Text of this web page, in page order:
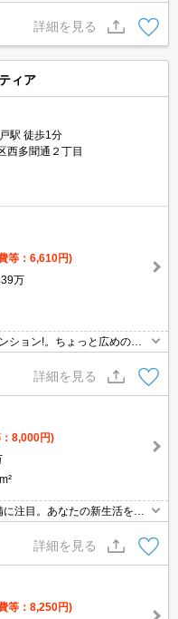
詳細を見る
ィア
駅 徒歩1分
西多聞通２丁目
等：6,610円)
万
ション!。ちょっと広めのお
詳細を見る
8,000円)
注目。あなたの新生活を応
のアイテムせいぞろい。
詳細を見る
等：8,250円)